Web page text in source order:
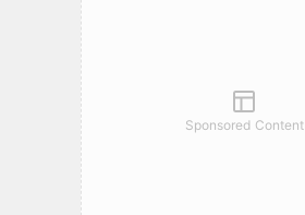
Sponsored Content